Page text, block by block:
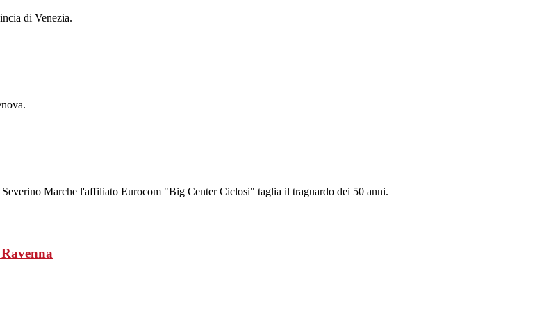
di Venezia.
Marche l'affiliato Eurocom "Big Center Ciclosi" taglia il traguardo dei 50 anni.